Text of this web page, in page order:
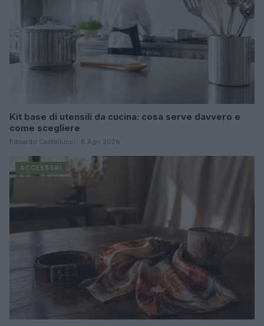
Kit base di utensili da cucina: cosa serve davvero e
come scegliere
Edoardo Castellucci · 8 Ago 2026
ACCESSORI